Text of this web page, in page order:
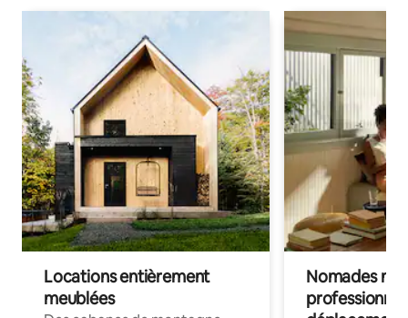
Locations entièrement
meublées
Nomades